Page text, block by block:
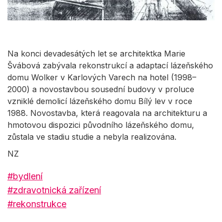
Na konci devadesátých let se architektka Marie
Švábová zabývala rekonstrukcí a adaptací lázeňského
domu Wolker v Karlových Varech na hotel (1998–
2000) a novostavbou sousední budovy v proluce
vzniklé demolicí lázeňského domu Bílý lev v roce
1988. Novostavba, která reagovala na architekturu a
hmotovou dispozici původního lázeňského domu,
zůstala ve stadiu studie a nebyla realizována.
NZ
#bydlení
#zdravotnická zařízení
#rekonstrukce